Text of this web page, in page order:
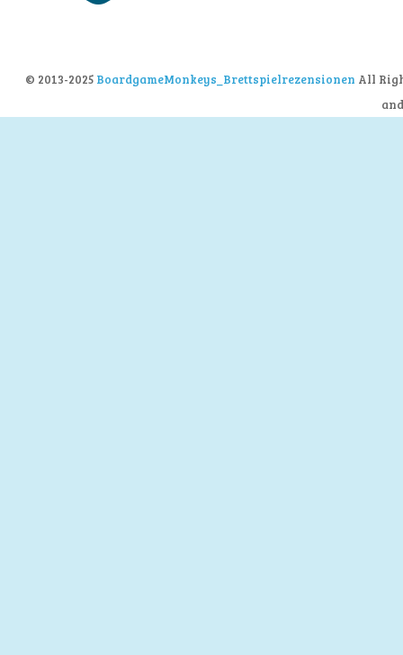
© 2013-2025 BoardgameMonkeys_Brettspielrezensionen All